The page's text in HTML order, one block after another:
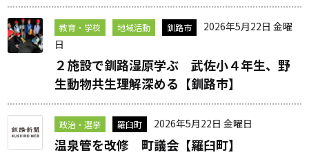
教育・学校 地域活動 釧路市
2026年5月22日 金曜
日
２施設で釧路湿原学ぶ 武佐小４年生、野
生動物共生理解深める【釧路市】
政治・選挙 羅臼町 2026年5月22日 金曜日
温泉管を改修 町議会【羅臼町】